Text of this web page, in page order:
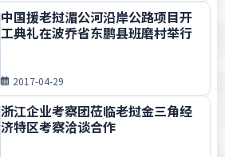
中国援老挝湄公河沿岸公路项目开
工典礼在波乔省东鹏县班磨村举行
2017-04-29
浙江企业考察团莅临老挝金三角经
济特区考察洽谈合作